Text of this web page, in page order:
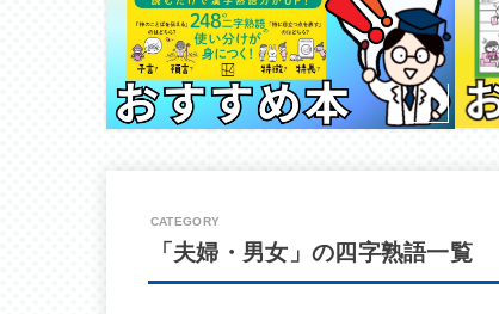
「夫婦・男女」の四字熟語一覧